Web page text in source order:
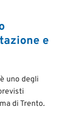
e
è uno degli
di Trento.